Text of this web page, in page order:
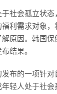
社会孤立状
利需求对象
原因。韩国
结果。
布的一项针对
轻人处于社会